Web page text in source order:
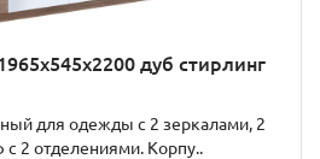
дуб стирлинг
для одежды с 2 зеркалами, 2
2 отделениями. Корпу..